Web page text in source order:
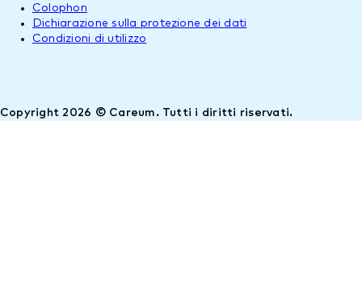
Copyright 2026 © Careum. Tutti i diritti riservati.
Colophon
Dichiarazione sulla protezione dei dati
Condizioni di utilizzo